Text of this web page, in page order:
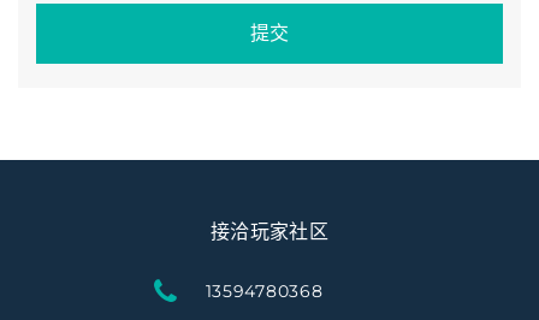
提交
接洽玩家社区
13594780368